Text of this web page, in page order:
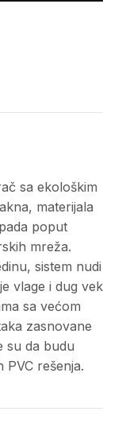
sa ekološkim
materijala
poput
mreža.
sistem nudi
vlage i dug vek
sa većom
zasnovane
su da budu
PVC rešenja.